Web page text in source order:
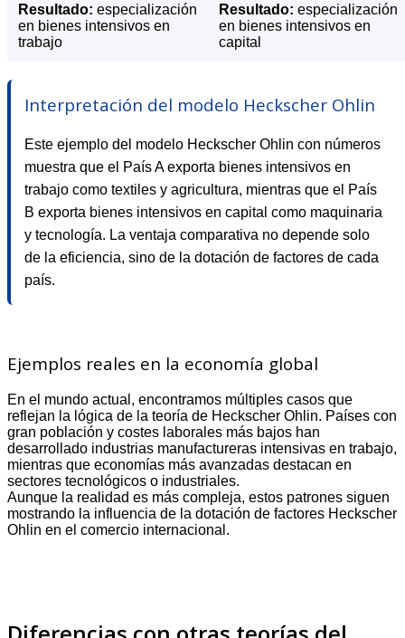
Resultado: especialización
en bienes intensivos en
trabajo
Resultado: especialización
en bienes intensivos en
capital
Interpretación del modelo Heckscher Ohlin
Este ejemplo del modelo Heckscher Ohlin con números
muestra que el País A exporta bienes intensivos en
trabajo como textiles y agricultura, mientras que el País
B exporta bienes intensivos en capital como maquinaria
y tecnología. La ventaja comparativa no depende solo
de la eficiencia, sino de la dotación de factores de cada
país.
Ejemplos reales en la economía global
En el mundo actual, encontramos múltiples casos que
reflejan la lógica de la teoría de Heckscher Ohlin. Países con
gran población y costes laborales más bajos han
desarrollado industrias manufactureras intensivas en trabajo,
mientras que economías más avanzadas destacan en
sectores tecnológicos o industriales.
Aunque la realidad es más compleja, estos patrones siguen
mostrando la influencia de la dotación de factores Heckscher
Ohlin en el comercio internacional.